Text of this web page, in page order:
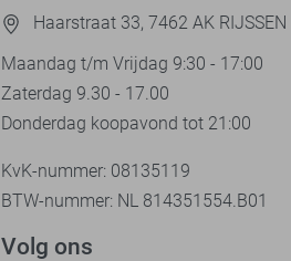
Haarstraat 33, 7462 AK
Maandag t/m Vrijdag 9:30 - 17:00
Zaterdag 9.30 - 17.00
Donderdag koopavond tot 21:00
KvK-nummer: 08135119
BTW-nummer: NL 814351554.B01
Volg ons